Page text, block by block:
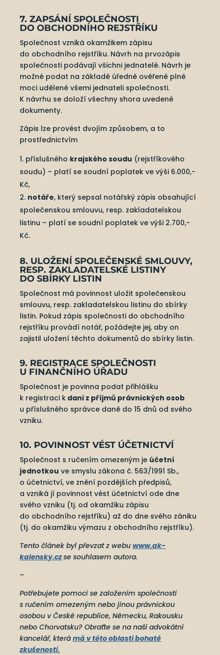
7. ZAPSÁNÍ SPOLEČNOSTI
DO OBCHODNÍHO REJSTŘÍKU
Společnost vzniká okamžikem zápisu
do obchodního rejstříku. Návrh na prvozápis
společnosti podávají všichni jednatelé. Návrh je
možné podat na základě úředně ověřené plné
moci udělené všemi jednateli společnosti.
K návrhu se doloží všechny shora uvedené
dokumenty.
Zápis lze provést dvojím způsobem, a to
prostřednictvím
příslušného krajského soudu (rejstříkového
soudu) – platí se soudní poplatek ve výši 6.000,-
Kč,
notáře, který sepsal notářský zápis obsahující
společenskou smlouvu, resp. zakladatelskou
listinu – platí se soudní poplatek ve výši 2.700,-
Kč.
8. ULOŽENÍ SPOLEČENSKÉ SMLOUVY,
RESP. ZAKLADATELSKÉ LISTINY
DO SBÍRKY LISTIN
Společnost má povinnost uložit společenskou
smlouvu, resp. zakladatelskou listinu do sbírky
listin. Pokud zápis společnosti do obchodního
rejstříku provádí notář, požádejte jej, aby on
zajistil uložení těchto dokumentů do sbírky listin.
9. REGISTRACE SPOLEČNOSTI
U FINANČNÍHO ÚŘADU
Společnost je povinna podat přihlášku
k registraci k dani z příjmů právnických osob
u příslušného správce daně do 15 dnů od svého
vzniku.
10. POVINNOST VÉST ÚČETNICTVÍ
Společnost s ručením omezeným je účetní
jednotkou ve smyslu zákona č. 563/1991 Sb.,
o účetnictví, ve znění pozdějších předpisů,
a vzniká jí povinnost vést účetnictví ode dne
svého vzniku (tj. od okamžiku zápisu
do obchodního rejstříku) až do dne svého zániku
(tj. do okamžiku výmazu z obchodního rejstříku).
Tento článek byl převzat z webuwww.ak-
kalensky.czse souhlasem autora.
–
Potřebujete pomoci se založením společnosti
s ručením omezeným nebo jinou právnickou
osobou v České republice, Německu, Rakousku
nebo Chorvatsku? Obraťte se na naši advokátní
kancelář, kterámá v této oblasti bohaté
zkušenosti.